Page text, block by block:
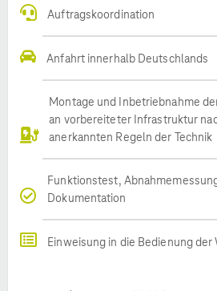
Auftragskoordination
Anfahrt innerhalb Deutschlands
Montage und Inbetriebnahme
an vorbereiteter Infrastruktur
anerkannten Regeln der Technik
Funktionstest,
Dokumentation
Einweisung in die Bedienung der